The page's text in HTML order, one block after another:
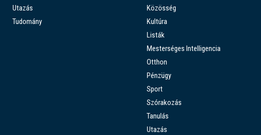
Utazás
Tudomány
Közösség
Kultúra
Listák
Mesterséges Intelligencia
Otthon
Pénzügy
Sport
Szórakozás
Tanulás
Utazás